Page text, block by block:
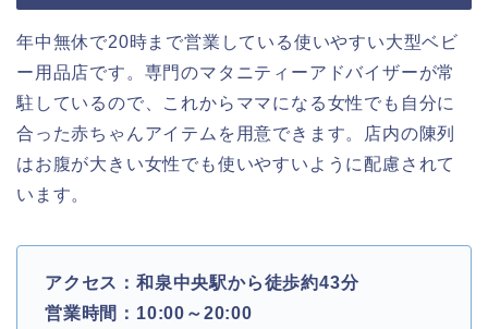
年中無休で20時まで営業している使いやすい大型ベビ
ー用品店です。専門のマタニティーアドバイザーが常
駐しているので、これからママになる女性でも自分に
合った赤ちゃんアイテムを用意できます。店内の陳列
はお腹が大きい女性でも使いやすいように配慮されて
います。
アクセス：和泉中央駅から徒歩約43分
営業時間：10:00～20:00